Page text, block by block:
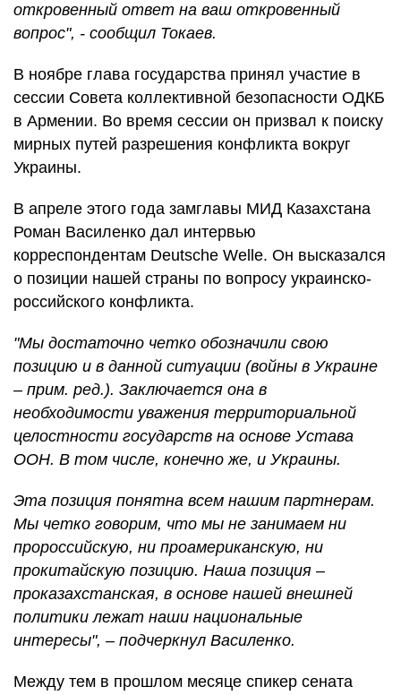
откровенный ответ на ваш откровенный
вопрос", - сообщил Токаев.
В ноябре глава государства принял участие в
сессии Совета коллективной безопасности ОДКБ
в Армении. Во время сессии он призвал к поиску
мирных путей разрешения конфликта вокруг
Украины.
В апреле этого года замглавы МИД Казахстана
Роман Василенко дал интервью
корреспондентам Deutsche Welle. Он высказался
о позиции нашей страны по вопросу украинско-
российского конфликта.
"Мы достаточно четко обозначили свою
позицию и в данной ситуации (войны в Украине
– прим. ред.). Заключается она в
необходимости уважения территориальной
целостности государств на основе Устава
ООН. В том числе, конечно же, и Украины.
Эта позиция понятна всем нашим партнерам.
Мы четко говорим, что мы не занимаем ни
пророссийскую, ни проамериканскую, ни
прокитайскую позицию. Наша позиция –
проказахстанская, в основе нашей внешней
политики лежат наши национальные
интересы", – подчеркнул Василенко.
Между тем в прошлом месяце спикер сената